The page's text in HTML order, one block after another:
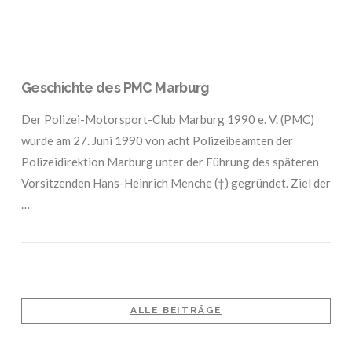
Geschichte des PMC Marburg
Der Polizei-Motorsport-Club Marburg 1990 e. V. (PMC)
wurde am 27. Juni 1990 von acht Polizeibeamten der
Polizeidirektion Marburg unter der Führung des späteren
Vorsitzenden Hans-Heinrich Menche (†) gegründet. Ziel der
…
ALLE BEITRÄGE